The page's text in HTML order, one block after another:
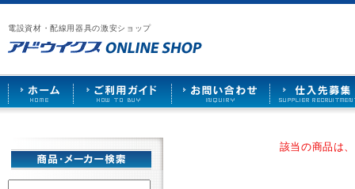
電設資材・配線用器具の激安ショップ
漏
電
ブ
レ
ー
カ
ー
や
照
ケ
ッ
ト
ア
ウ
イ
ス
HOME
ご
用
ガ
ド
お
い
合
せ
仕
先
募
該当の商品は